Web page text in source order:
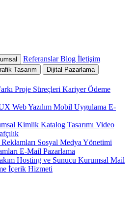
ReferanslarBlog İletişim
Tasarım
Dijital Pazarlama
Proje Süreçleri KariyerÖdeme
Web Yazılım Mobil Uygulama E-
Kimlik Katalog Tasarımı Video
Sosyal Medya Yönetimi
E-Mail Pazarlama
Hosting ve Sunucu Kurumsal Mail
İçerik Hizmeti